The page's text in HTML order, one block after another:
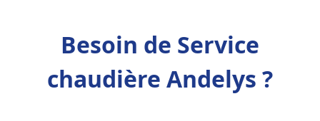
Besoin de Service
chaudière Andelys ?